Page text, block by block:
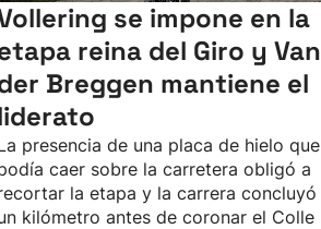
se impone en la
reina del Giro y Van
Breggen mantiene el
presencia de una placa de hielo que
caer sobre la carretera obligó a
la etapa y la carrera concluyó
kilómetro antes de coronar el Colle